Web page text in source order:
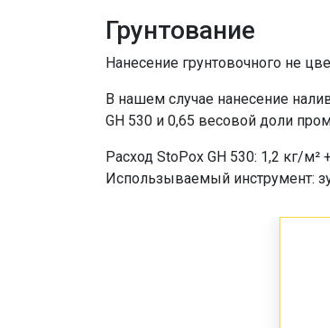
Грунтование
Нанесение грунтовочного не
В нашем случае нанесение
GH 530 и 0,65 весовой доли
Расход StoPox GH 530: 1,2 кг/м²
Использываемый инструмент: